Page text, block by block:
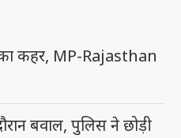
कहर, MP-Rajasthan
बवाल, पुलिस ने छोड़ी